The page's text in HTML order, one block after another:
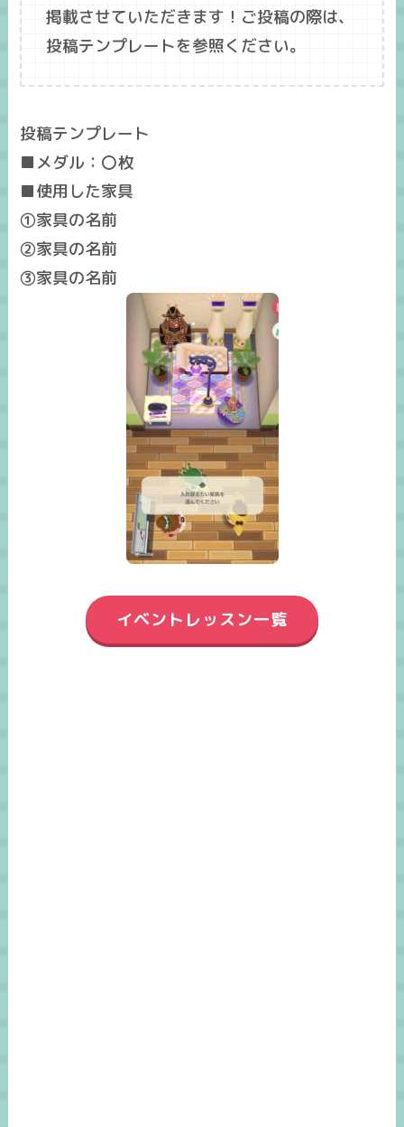
掲載させていただきます！ご投稿の際は、
投稿テンプレートを参照ください。
投稿テンプレート
■メダル：〇枚
■使用した家具
①家具の名前
②家具の名前
③家具の名前
イベントレッスン一覧